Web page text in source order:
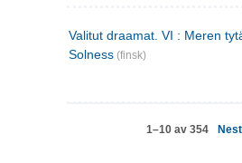
Valitut draamat. VI : Meren
Solness (finsk)
1–10 av 354